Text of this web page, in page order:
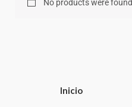
No products were
Inicio